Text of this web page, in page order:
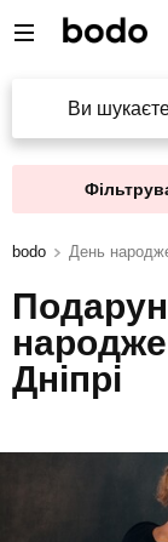
Ви
bodo День
Дніпрі